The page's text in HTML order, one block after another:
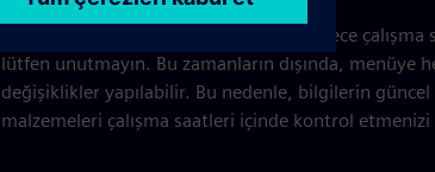
Alerjen ve katkı maddesi bilgilerinin sadece
lütfen unutmayın. Bu zamanların dışında, menüye
değişiklikler yapılabilir. Bu nedenle, bilgilerin
malzemeleri çalışma saatleri içinde kontrol